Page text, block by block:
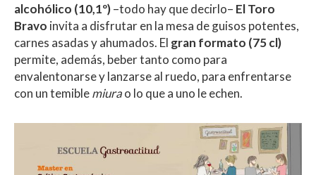
alcohólico (10,1º)–todo hay que decirlo– El Toro
Bravo invita a disfrutar en la mesa de guisos potentes,
carnes asadas y ahumados. El gran formato (75 cl)
permite, además, beber tanto como para
envalentonarse y lanzarse al ruedo, para enfrentarse
con un temiblemiurao lo que a uno le echen.